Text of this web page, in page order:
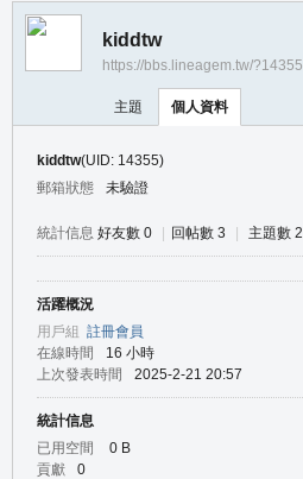
kiddtw
https://bbs.lineagem.tw/?14355
主題 個人資料
kiddtw(UID: 14355)
郵箱狀態
未驗證
統計信息 好友數 0 回帖數 3 主題數 2
活躍概況
用戶組 註冊會員
在線時間
16 小時
上次發表時間
2025-2-21 20:57
統計信息
已用空間
0 B
貢獻
0